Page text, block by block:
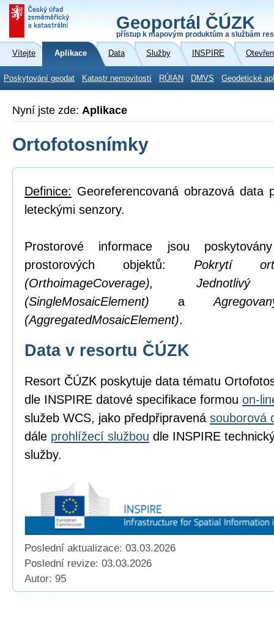
Geoportál ČÚZK
přístup k mapovým produktům a službám
Vítejte Aplikace Data Služby INSPIRE
Poskytování geodat Katastr nemovitostí RÚIAN DMVS Geodetické
Nyní jste zde: Aplikace
Ortofotosnímky
Definice: Georeferencovaná obrazová data
leteckými senzory.
Prostorové informace jsou
prostorových objektů: Pokrytí
(OrthoimageCoverage),
(SingleMosaicElement) a
(AggregatedMosaicElement).
Data v resortu ČÚZK
Resort ČÚZK poskytuje data tématu
dle INSPIRE datové specifikace formou on-
služeb WCS, jako předpřipravená souborová
dále prohlížecí službou dle INSPIRE
služby.
Poslední aktualizace: 03.03.2026
Poslední revize: 03.03.2026
Autor: 95